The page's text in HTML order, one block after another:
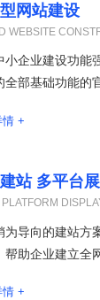
网站建设
WEBSITE
小企业建设功能
全部基础功能的
情 +
站 多平台
PLATFORM
为导向的建站方
帮助企业建立全
情 +